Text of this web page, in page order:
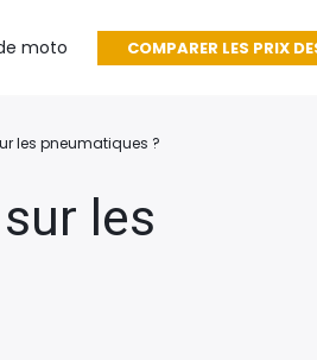
les
les pneumatiques ?
moto COMPARER LES PRIX
×